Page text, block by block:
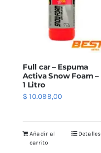
Full car – Espuma
Activa Snow Foam –
1 Litro
$ 10.099,00
Añadir al
carrito
Detalles